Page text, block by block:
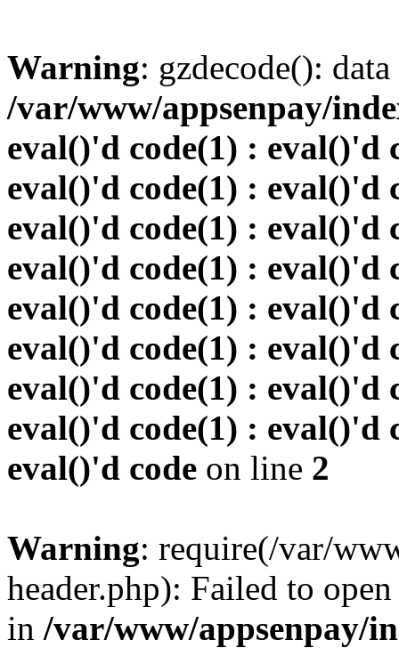
Warning: gzdecode():
/var/www/appsenpay/
eval()'d code(1) : eval()'d
eval()'d code(1) : eval()'d
eval()'d code(1) : eval()'d
eval()'d code(1) : eval()'d
eval()'d code(1) : eval()'d
eval()'d code(1) : eval()'d
eval()'d code(1) : eval()'d
eval()'d code(1) : eval()'d
eval()'d code on line 2
Warning: require(/var/
header.php): Failed to
in /var/www/appsenpay/